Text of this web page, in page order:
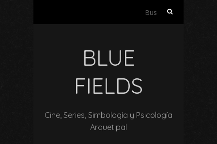
Buscar:
BLUE
FIELDS
Cine, Series, Simbología y Psicología
Arquetipal